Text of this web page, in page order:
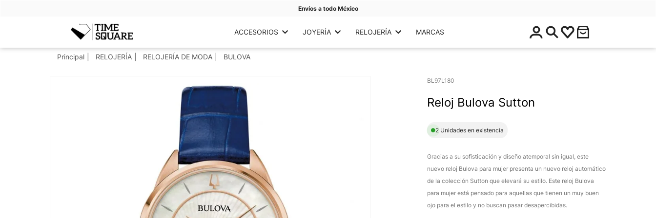
Envíos a todo México
Timesquare ACCESORIOS JOYERÍA RELOJERÍA MARCAS
$
0
.
Principal RELOJERÍA RELOJERÍA DE MODA BULOVA
BL97L180
Reloj Bulova Sutton
2 Unidades en existencia
Gracias a su sofisticación y diseño atemporal sin igual, este
nuevo reloj Bulova para mujer presenta un nuevo reloj automático
de la colección Sutton que elevará su estilo. Este reloj Bulova
para mujer está pensado para aquellas que tienen un muy buen
ojo para el estilo y no buscan pasar desapercibidas.